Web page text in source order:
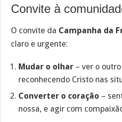
Convite à
O convite da Campanha da
claro e urgente:
Mudar o olhar – ver o
reconhecendo Cristo nas
Converter o coração –
nossa, e agir com